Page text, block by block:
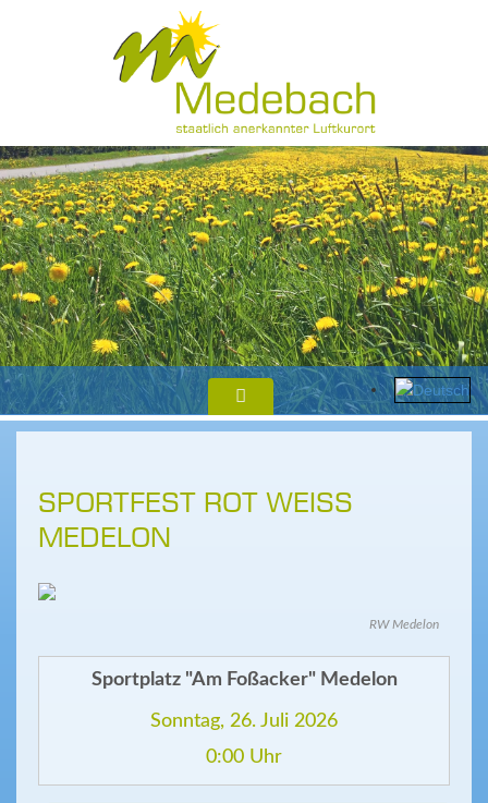
SPORTFEST ROT WEISS
MEDELON
RW Medelon
Sportplatz "Am Foßacker" Medelon
Sonntag, 26. Juli 2026
0:00 Uhr